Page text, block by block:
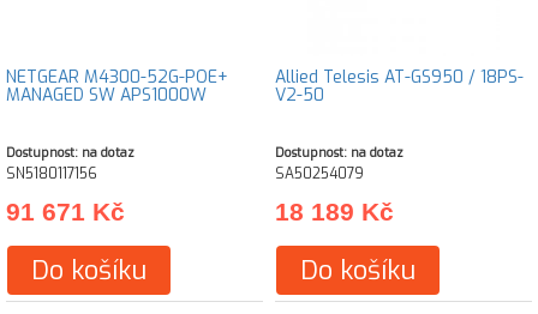
NETGEAR M4300-52G-POE+
MANAGED SW APS1000W
Dostupnost: na dotaz
SN5180117156
91 671 Kč
Do košíku
Allied Telesis AT-GS950 / 18PS-
V2-50
Dostupnost: na dotaz
SA50254079
18 189 Kč
Do košíku